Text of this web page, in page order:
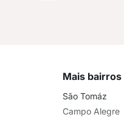
Mais bairros
São Tomáz
Campo Alegre